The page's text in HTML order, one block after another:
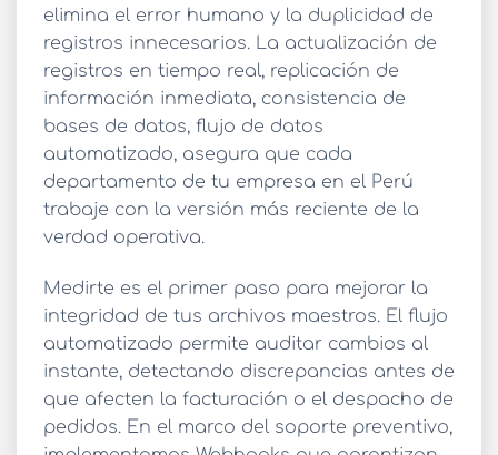
elimina el error humano y la duplicidad de
registros innecesarios. La actualización de
registros en tiempo real, replicación de
información inmediata, consistencia de
bases de datos, flujo de datos
automatizado, asegura que cada
departamento de tu empresa en el Perú
trabaje con la versión más reciente de la
verdad operativa.
Medirte es el primer paso para mejorar la
integridad de tus archivos maestros. El flujo
automatizado permite auditar cambios al
instante, detectando discrepancias antes de
que afecten la facturación o el despacho de
pedidos. En el marco del soporte preventivo,